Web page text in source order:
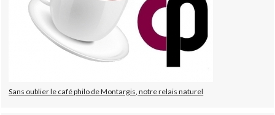
Sans oublier le café philo de Montargis, notre relais naturel